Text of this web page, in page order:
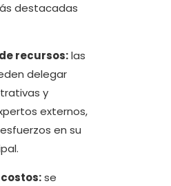
destacadas
recursos:las
delegar
y
externos,
en su
se